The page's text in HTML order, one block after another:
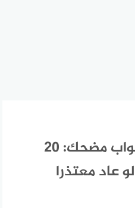
ماذا لو عاد معتذرا جواب مضحك: 20
عاد معتذرا